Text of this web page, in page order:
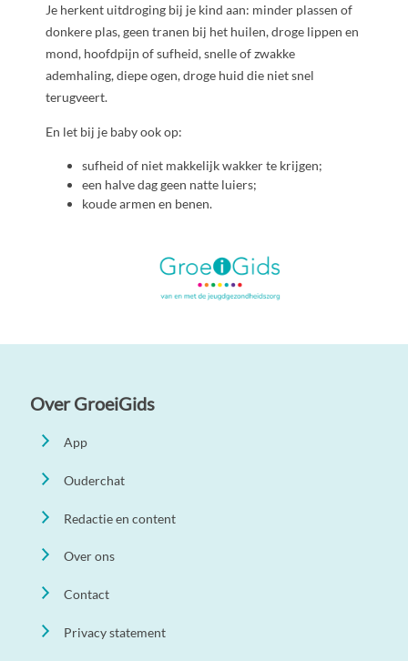
Je herkent uitdroging bij je kind aan: minder plassen of
donkere plas, geen tranen bij het huilen, droge lippen en
mond, hoofdpijn of sufheid, snelle of zwakke
ademhaling, diepe ogen, droge huid die niet snel
terugveert.
En let bij je baby ook op:
sufheid of niet makkelijk wakker te krijgen;
een halve dag geen natte luiers;
koude armen en benen.
Over GroeiGids
App
Ouderchat
Redactie en content
Over ons
Contact
Privacy statement